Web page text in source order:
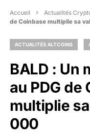
Accueil Actualités
de Coinbase multiplie sa
ACTUALITÉS ALTCOINS
BALD : Un
au PDG de
multiplie
000